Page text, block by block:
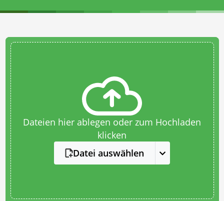
Dateien hier ablegen oder zum Hochladen
klicken
Datei auswählen